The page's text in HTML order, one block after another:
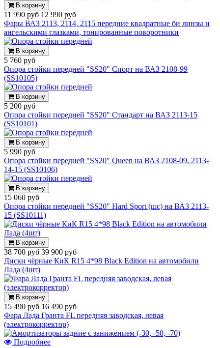
В корзину
11 990 руб 12 990 руб
Фары ВАЗ 2113, 2114, 2115 передние квадратные би линзы и
ангельскими глазками, тонированные поворотники
В корзину
5 760 руб
Опора стойки передней "SS20" Спорт на ВАЗ 2108-99
(SS10105)
В корзину
5 200 руб
Опора стойки передней "SS20" Стандарт на ВАЗ 2113-15
(SS10101)
В корзину
5 990 руб
Опора стойки передней "SS20" Queen на ВАЗ 2108-09, 2113-
14-15 (SS10106)
В корзину
15 060 руб
Опора стойки передней "SS20" Hard Sport (шс) на ВАЗ 2113-
15 (SS10111)
В корзину
38 700 руб 39 900 руб
Диски чёрные КиК R15 4*98 Black Edition на автомобили
Лада (4шт)
В корзину
15 490 руб 16 490 руб
Фара Лада Гранта FL передняя заводская, левая
(электрокорректор)
Подробнее